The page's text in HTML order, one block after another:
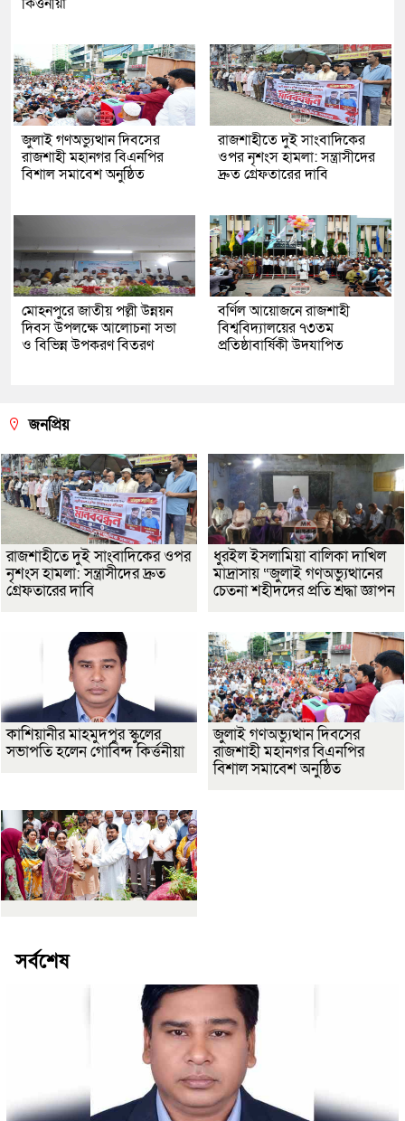
জুলাই গণঅভ্যুত্থান দিবসের
রাজশাহী মহানগর বিএনপির
বিশাল সমাবেশ অনুষ্ঠিত
রাজশাহীতে দুই সাংবাদিকের
ওপর নৃশংস হামলা: সন্ত্রাসীদের
দ্রুত গ্রেফতারের দাবি
মোহনপুরে জাতীয় পল্লী উন্নয়ন
দিবস উপলক্ষে আলোচনা সভা
ও বিভিন্ন উপকরণ বিতরণ
বর্ণিল আয়োজনে রাজশাহী
বিশ্ববিদ্যালয়ের ৭৩তম
প্রতিষ্ঠাবার্ষিকী উদযাপিত
জনপ্রিয়
রাজশাহীতে দুই সাংবাদিকের ওপর
নৃশংস হামলা: সন্ত্রাসীদের দ্রুত
গ্রেফতারের দাবি
ধুরইল ইসলামিয়া বালিকা দাখিল
মাদ্রাসায় “জুলাই গণঅভ্যুত্থানের
চেতনা শহীদদের প্রতি শ্রদ্ধা জ্ঞাপন
কাশিয়ানীর মাহমুদপুর স্কুলের
সভাপতি হলেন গোবিন্দ কির্ত্তনীয়া
জুলাই গণঅভ্যুত্থান দিবসের
রাজশাহী মহানগর বিএনপির
বিশাল সমাবেশ অনুষ্ঠিত
সর্বশেষ